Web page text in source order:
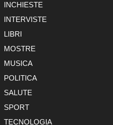
INCHIESTE
INTERVISTE
LIBRI
MOSTRE
MUSICA
POLITICA
SALUTE
SPORT
TECNOLOGIA